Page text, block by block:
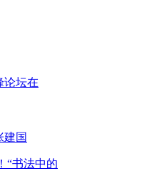
论坛在
建国
“书法中的